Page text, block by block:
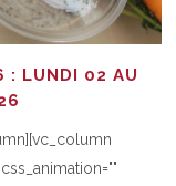
: LUNDI 02 AU